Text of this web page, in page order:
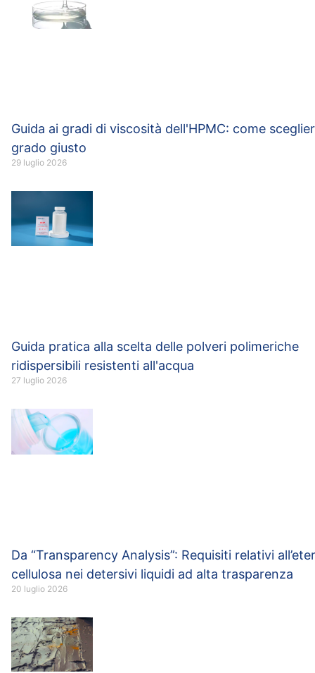
Guida ai gradi di viscosità dell'HPMC: come
grado giusto
29 luglio 2026
Guida pratica alla scelta delle polveri polimeriche
ridispersibili resistenti all'acqua
27 luglio 2026
Da “Transparency Analysis”: Requisiti relativi
cellulosa nei detersivi liquidi ad alta trasparenza
20 luglio 2026